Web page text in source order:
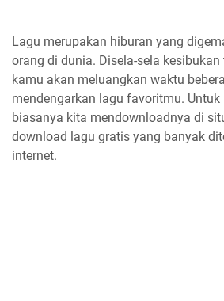
Lagu merupakan hiburan yang
orang di dunia. Disela-sela
kamu akan meluangkan waktu
mendengarkan lagu favoritmu.
biasanya kita mendownloadnya di
download lagu gratis yang banyak
internet.